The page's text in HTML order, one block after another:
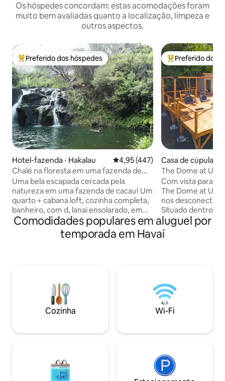
Os hóspedes concordam: estas acomodações foram
muito bem avaliadas quanto a localização, limpeza e
outros aspectos.
Entre os melhores preferidos dos hóspedes
Preferido dos hóspedes
Hotel-fazenda ⋅ Hakalau 4,95 de uma avaliação média de
4,95 (447)
Chalé na floresta em uma fazenda de
permacultura com cachoeira
Uma bela escapada cercada pela
natureza em uma fazenda de cacau! Um
quarto + cabana loft, cozinha completa,
banheiro, com d, lanai ensolarado, em
nossa fazenda de permacultura fora da
rede da Ilha Grande. A cabana está
aninhada em uma floresta de alimentos
de solteiro no loft, que tem teto baixo e
é acessado por escadas estreitas
íngremes. Entrada gratuita para o jardim
botânico. Ovos orgânicos, chocolate
Entre os
Preferido dos
Casa de cúpula ⋅
The Dome at Ulu
casais em Kona
Com vista para a
The Dome at Ulu
nos desconectar,
Situado dentro
fechada de 5
nossa exclusiva
geodésica...
proporcionando
outra. Você pode
nossas cabras,
pássaros
Comodidades populares em aluguel por
temporada em Havaí
Cozinha Wi-Fi